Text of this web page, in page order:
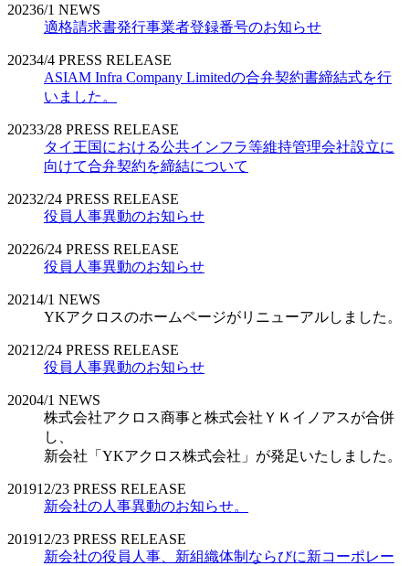
20236/1 NEWS
適格請求書発行事業者登録番号のお知らせ
20234/4 PRESS RELEASE
ASIAM Infra Company Limitedの合弁契約書締結式を行
いました。
20233/28 PRESS RELEASE
タイ王国における公共インフラ等維持管理会社設立に
向けて合弁契約を締結について
20232/24 PRESS RELEASE
役員人事異動のお知らせ
20226/24 PRESS RELEASE
役員人事異動のお知らせ
20214/1 NEWS
YKアクロスのホームページがリニューアルしました。
2021 2/24 PRESS RELEASE
役員人事異動のお知らせ
20204/1 NEWS
株式会社アクロス商事と株式会社ＹＫイノアスが合併
し、
新会社「YKアクロス株式会社」が発足いたしました。
201912/23 PRESS RELEASE
新会社の人事異動のお知らせ。
201912/23 PRESS RELEASE
新会社の役員人事、新組織体制ならびに新コーポレー